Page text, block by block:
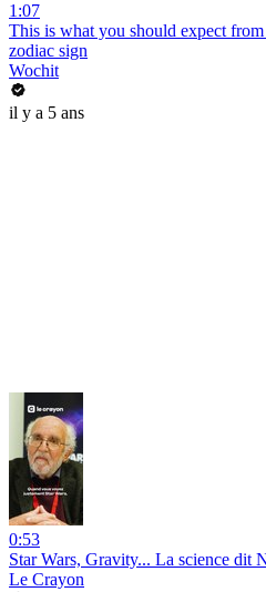
1:07
This is what you should expect
zodiac sign
Wochit
il y a 5 ans
0:53
Star Wars, Gravity... La science
Le Crayon